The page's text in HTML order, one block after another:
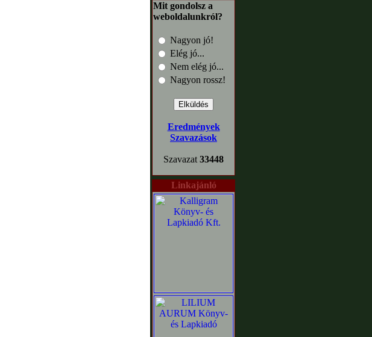
Mit gondolsz a
weboldalunkról?
Nagyon jó!
Elég jó...
Nem elég jó...
Nagyon rossz!
Eredmények
Szavazások
Szavazat 33448
Linkajánló